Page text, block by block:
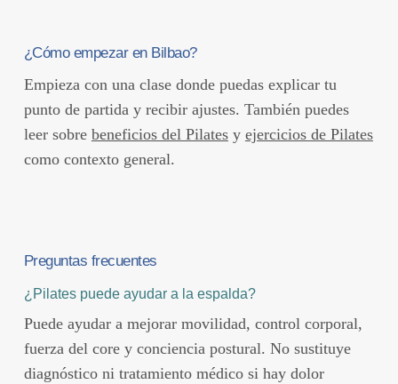
¿Cómo empezar en Bilbao?
Empieza con una clase donde puedas explicar tu
punto de partida y recibir ajustes. También puedes
leer sobre beneficios del Pilatesy ejercicios de Pilates
como contexto general.
Preguntas frecuentes
¿Pilates puede ayudar a la espalda?
Puede ayudar a mejorar movilidad, control corporal,
fuerza del core y conciencia postural. No sustituye
diagnóstico ni tratamiento médico si hay dolor